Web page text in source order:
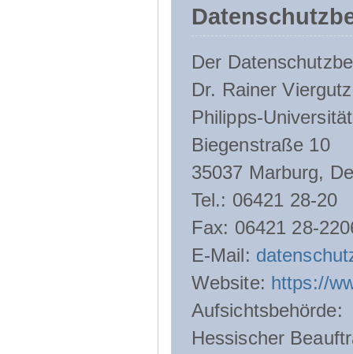
Der
Dr. Rainer Viergutz
Philipps-
Biegenstraße 10
35037 Marburg,
Tel.: 06421 28-20
Fax: 06421 28-
E-Mail:
Website: https://
Aufsichtsbehörde:
Hessischer